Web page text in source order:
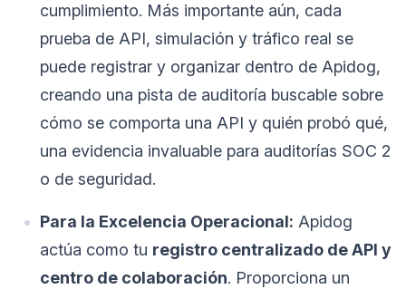
cumplimiento. Más importante aún, cada
prueba de API, simulación y tráfico real se
puede registrar y organizar dentro de Apidog,
creando una pista de auditoría buscable sobre
cómo se comporta una API y quién probó qué,
una evidencia invaluable para auditorías SOC 2
o de seguridad.
Para la Excelencia Operacional: Apidog
actúa como tu registro centralizado de API y
centro de colaboración. Proporciona un